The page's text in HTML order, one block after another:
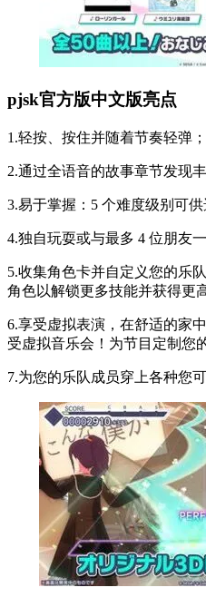
pjsk官方版中文版亮点
1.轻按、按住并随着节奏轻弹；
2.通过全语音的故事章节发现
3.易于掌握：5 个难度级别可供
4.独自玩耍或与最多 4 位朋友
5.收集角色卡并自定义您的乐
角色以解锁更多技能并获得更
6.享受虚拟表演，在舒适的家
受虚拟音乐会！为节目定制您
7.为您的乐队成员穿上各种您